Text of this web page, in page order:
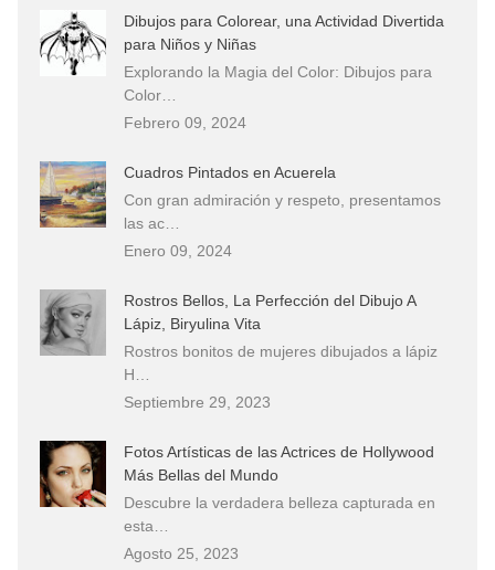
Dibujos para Colorear, una Actividad Divertida
para Niños y Niñas
Explorando la Magia del Color: Dibujos para
Color…
Febrero 09, 2024
Cuadros Pintados en Acuerela
Con gran admiración y respeto, presentamos
las ac…
Enero 09, 2024
Rostros Bellos, La Perfección del Dibujo A
Lápiz, Biryulina Vita
Rostros bonitos de mujeres dibujados a lápiz
H…
Septiembre 29, 2023
Fotos Artísticas de las Actrices de Hollywood
Más Bellas del Mundo
Descubre la verdadera belleza capturada en
esta…
Agosto 25, 2023